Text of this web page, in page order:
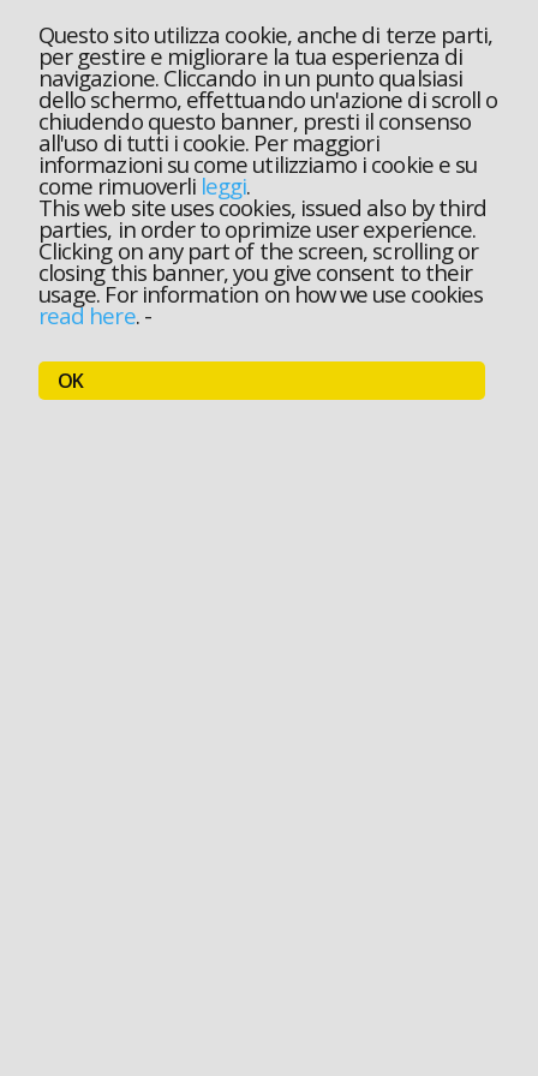
Questo sito utilizza cookie, anche di terze parti,
per gestire e migliorare la tua esperienza di
navigazione. Cliccando in un punto qualsiasi
dello schermo, effettuando un'azione di scroll o
chiudendo questo banner, presti il consenso
all'uso di tutti i cookie. Per maggiori
informazioni su come utilizziamo i cookie e su
come rimuoverli leggi.
This web site uses cookies, issued also by third
parties, in order to oprimize user experience.
Clicking on any part of the screen, scrolling or
closing this banner, you give consent to their
usage. For information on how we use cookies
read here.-
OK